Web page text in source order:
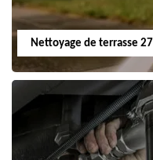
Nettoyage de terrasse 27